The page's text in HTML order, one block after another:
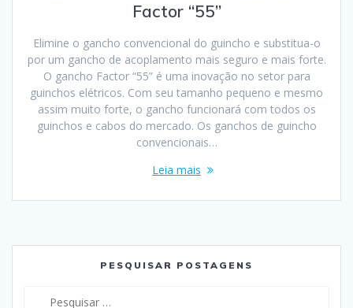
Factor “55”
Elimine o gancho convencional do guincho e substitua-o
por um gancho de acoplamento mais seguro e mais forte.
O gancho Factor “55” é uma inovação no setor para
guinchos elétricos. Com seu tamanho pequeno e mesmo
assim muito forte, o gancho funcionará com todos os
guinchos e cabos do mercado. Os ganchos de guincho
convencionais…
Leia mais
PESQUISAR POSTAGENS